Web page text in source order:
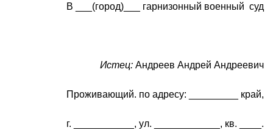
В ___(город)___ гарнизонный военный суд
Истец: Андреев Андрей Андреевич
Проживающий. по адресу: _________ край,
г. ___________, ул. ____________, кв. ____.